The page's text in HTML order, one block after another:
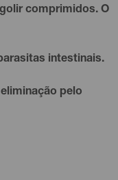
comprimidos. O
intestinais.
pelo